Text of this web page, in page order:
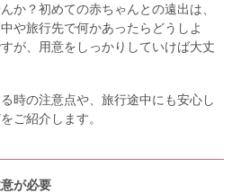
か？初めての赤ちゃんとの遠出は、
や旅行先で何かあったらどうしよ
が、用意をしっかりしていけば大丈
時の注意点や、旅行途中にも安心し
ご紹介します。
が必要